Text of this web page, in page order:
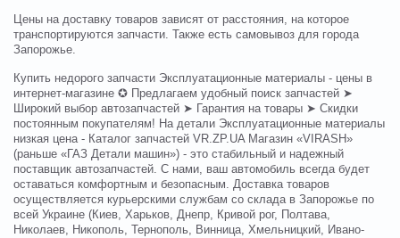
Цены на доставку товаров зависят от расстояния, на которое
транспортируются запчасти. Также есть самовывоз для города
Запорожье.
Купить недорого запчасти Эксплуатационные материалы - цены в
интернет-магазине ✪ Предлагаем удобный поиск запчастей ➤
Широкий выбор автозапчастей ➤ Гарантия на товары ➤ Скидки
постоянным покупателям! На детали Эксплуатационные материалы
низкая цена - Каталог запчастей VR.ZP.UA Магазин «VIRASH»
(раньше «ГАЗ Детали машин») - это стабильный и надежный
поставщик автозапчастей. С нами, ваш автомобиль всегда будет
оставаться комфортным и безопасным. Доставка товаров
осуществляется курьерскими службам со склада в Запорожье по
всей Украине (Киев, Харьков, Днепр, Кривой рог, Полтава,
Николаев, Никополь, Тернополь, Винница, Хмельницкий, Ивано-